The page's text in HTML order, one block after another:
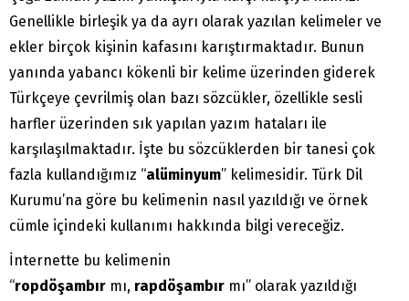
Genellikle birleşik ya da ayrı olarak yazılan kelimeler ve
ekler birçok kişinin kafasını karıştırmaktadır. Bunun
yanında yabancı kökenli bir kelime üzerinden giderek
Türkçeye çevrilmiş olan bazı sözcükler, özellikle sesli
harfler üzerinden sık yapılan yazım hataları ile
karşılaşılmaktadır. İşte bu sözcüklerden bir tanesi çok
fazla kullandığımız “alüminyum” kelimesidir. Türk Dil
Kurumu’na göre bu kelimenin nasıl yazıldığı ve örnek
cümle içindeki kullanımı hakkında bilgi vereceğiz.
İnternette bu kelimenin
“ropdöşambır mı, rapdöşambır mı” olarak yazıldığı